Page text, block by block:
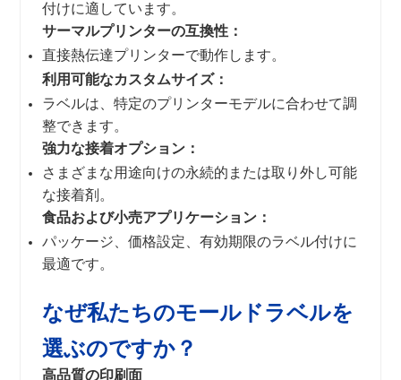
付けに適しています。
サーマルプリンターの互換性：
直接熱伝達プリンターで動作します。
利用可能なカスタムサイズ：
ラベルは、特定のプリンターモデルに合わせて調
整できます。
強力な接着オプション：
さまざまな用途向けの永続的または取り外し可能
な接着剤。
食品および小売アプリケーション：
パッケージ、価格設定、有効期限のラベル付けに
最適です。
なぜ私たちのモールドラベルを
選ぶのですか？
高品質の印刷面